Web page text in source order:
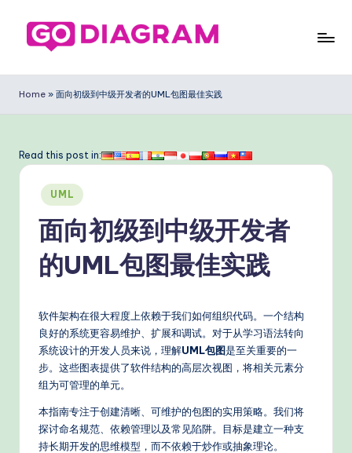
o
ia
g
ra
m
Si
m
ifi
d
C
hi
Home » 面向初级到中级开发者的UML包图最佳实践
Read this post in:
Posted
in
UML
面向初级到中级开发者
的UML包图最佳实践
软件架构在很大程度上依赖于我们如何组织代码。一个结构
良好的系统更容易维护、扩展和调试。对于从学习语法转向
系统设计的开发人员来说，理解UML包图是至关重要的一
步。这些图表提供了软件结构的高层次视图，将相关元素分
组为可管理的单元。
本指南专注于创建清晰、可维护的包图的实用策略。我们将
探讨命名规范、依赖管理以及常见陷阱。目标是建立一种支
持长期开发的思维模型，而不依赖于炒作或抽象理论。